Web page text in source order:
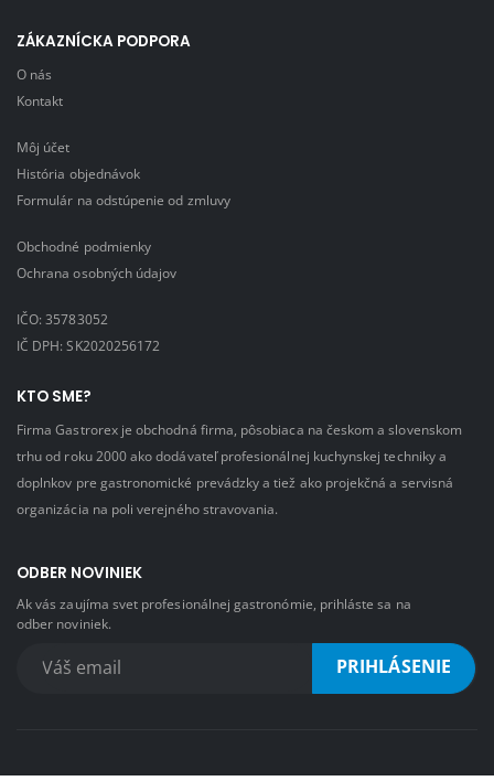
ZÁKAZNÍCKA PODPORA
O nás
Kontakt
Môj účet
História objednávok
Formulár na odstúpenie od zmluvy
Obchodné podmienky
Ochrana osobných údajov
IČO: 35783052
IČ DPH: SK2020256172
KTO SME?
Firma Gastrorex je obchodná firma, pôsobiaca na českom a slovenskom
trhu od roku 2000 ako dodávateľ profesionálnej kuchynskej techniky a
doplnkov pre gastronomické prevádzky a tiež ako projekčná a servisná
organizácia na poli verejného stravovania.
ODBER NOVINIEK
Ak vás zaujíma svet profesionálnej gastronómie, prihláste sa na
odber noviniek.